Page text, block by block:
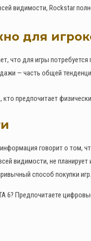
видимости, Rockstar
для
что для игры
— часть общей
предпочитает
говорит о том,
видимости, не
способ покупки игр.
6? Предпочитаете